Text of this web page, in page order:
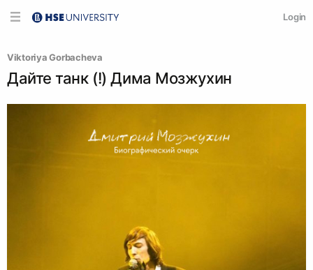
Login
Viktoriya Gorbacheva
Дайте танк (!) Дима Мозжухин